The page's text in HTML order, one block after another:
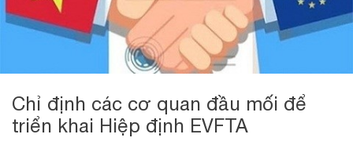
Chỉ định các cơ quan đầu mối để
triển khai Hiệp định EVFTA